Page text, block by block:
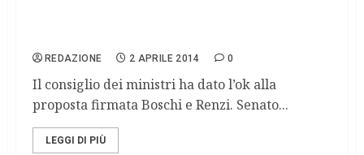
REDAZIONE 2 APRILE 2014 0
Il consiglio dei ministri ha dato l’ok alla
proposta firmata Boschi e Renzi. Senato...
LEGGI DI PIÙ